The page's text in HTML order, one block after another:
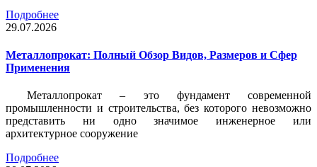
Подробнее
29.07.2026
Металлопрокат: Полный Обзор Видов, Размеров и Сфер
Применения
Металлопрокат – это фундамент современной
промышленности и строительства, без которого невозможно
представить ни одно значимое инженерное или
архитектурное сооружение
Подробнее